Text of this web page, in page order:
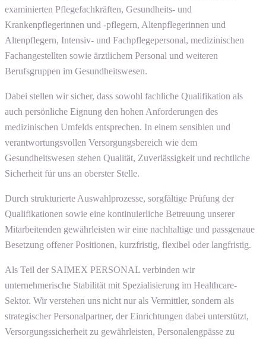
examinierten Pflegefachkräften, Gesundheits- und
Krankenpflegerinnen und -pflegern, Altenpflegerinnen und
Altenpflegern, Intensiv- und Fachpflegepersonal, medizinischen
Fachangestellten sowie ärztlichem Personal und weiteren
Berufsgruppen im Gesundheitswesen.
Dabei stellen wir sicher, dass sowohl fachliche Qualifikation als
auch persönliche Eignung den hohen Anforderungen des
medizinischen Umfelds entsprechen. In einem sensiblen und
verantwortungsvollen Versorgungsbereich wie dem
Gesundheitswesen stehen Qualität, Zuverlässigkeit und rechtliche
Sicherheit für uns an oberster Stelle.
Durch strukturierte Auswahlprozesse, sorgfältige Prüfung der
Qualifikationen sowie eine kontinuierliche Betreuung unserer
Mitarbeitenden gewährleisten wir eine nachhaltige und passgenaue
Besetzung offener Positionen, kurzfristig, flexibel oder langfristig.
Als Teil der SAIMEX PERSONAL verbinden wir
unternehmerische Stabilität mit Spezialisierung im Healthcare-
Sektor. Wir verstehen uns nicht nur als Vermittler, sondern als
strategischer Personalpartner, der Einrichtungen dabei unterstützt,
Versorgungssicherheit zu gewährleisten, Personalengpässe zu